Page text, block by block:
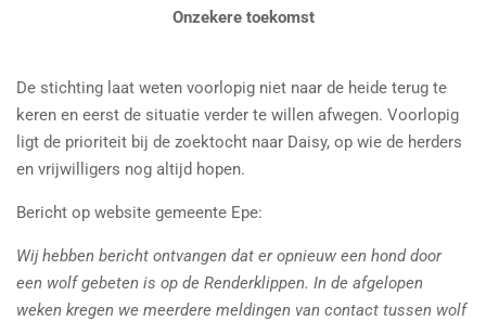
Onzekere toekomst
De stichting laat weten voorlopig niet naar de heide terug te
keren en eerst de situatie verder te willen afwegen. Voorlopig
ligt de prioriteit bij de zoektocht naar Daisy, op wie de herders
en vrijwilligers nog altijd hopen.
Bericht op website gemeente Epe:
Wij hebben bericht ontvangen dat er opnieuw een hond door
een wolf gebeten is op de Renderklippen. In de afgelopen
weken kregen we meerdere meldingen van contact tussen wolf